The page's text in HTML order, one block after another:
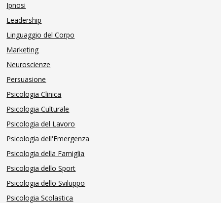
Ipnosi
Leadership
Linguaggio del Corpo
Marketing
Neuroscienze
Persuasione
Psicologia Clinica
Psicologia Culturale
Psicologia del Lavoro
Psicologia dell'Emergenza
Psicologia della Famiglia
Psicologia dello Sport
Psicologia dello Sviluppo
Psicologia Scolastica